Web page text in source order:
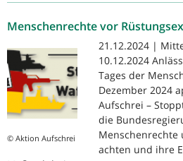
Menschenrechte vor
© Aktion Aufschrei
21.12.2024 |
10.12.2024
Tages der
Dezember 2024
Aufschrei –
die
Menschenrechte
achten und ihre